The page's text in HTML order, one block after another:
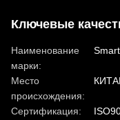
Ключевые
Наименование
марки:
Smart
Место
происхождения:
Сертификация: